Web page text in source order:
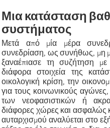
Μια κατάσταση
συστήματος
Μετά από μία μέρα
συνεδρίαση, ως συνήθως, μη
ξαναέπιασε τη συζήτηση
διάφορα στοιχεία της
οικολογική κρίση, την
για τους κοινωνικούς
των νεοφασιστικών ή
διάφορες χώρες και ασφαλώς
αυταρχισμού αναλύεται στο